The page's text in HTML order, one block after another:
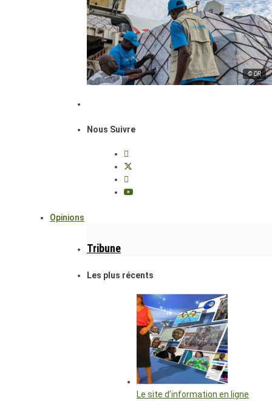
© DR
Nous Suivre
Opinions
Tribune
Les plus récents
Le site d’information en ligne